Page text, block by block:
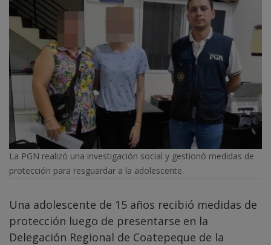
La PGN realizó una investigación social y gestionó medidas de
protección para resguardar a la adolescente.
Una adolescente de 15 años recibió medidas de
protección luego de presentarse en la
Delegación Regional de Coatepeque de la